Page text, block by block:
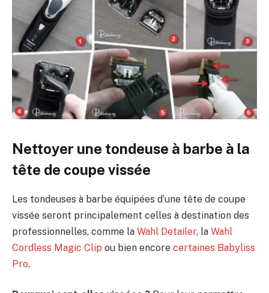
Nettoyer une tondeuse à barbe à la
tête de coupe vissée
Les tondeuses à barbe équipées d’une tête de coupe
vissée seront principalement celles à destination des
professionnelles, comme la Wahl Detailer, la Wahl
Cordless Magic Clip ou bien encore certaines Babyliss
Pro.